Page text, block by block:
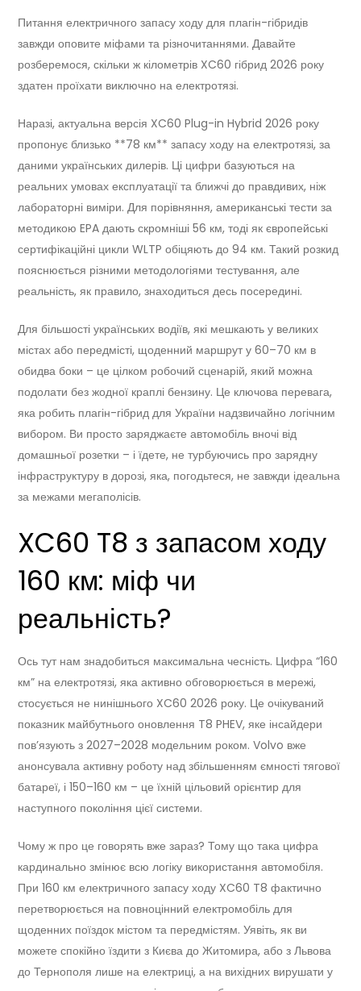
Питання електричного запасу ходу для плагін-гібридів
завжди оповите міфами та різночитаннями. Давайте
розберемося, скільки ж кілометрів XC60 гібрид 2026 року
здатен проїхати виключно на електротязі.
Наразі, актуальна версія XC60 Plug-in Hybrid 2026 року
пропонує близько **78 км** запасу ходу на електротязі, за
даними українських дилерів. Ці цифри базуються на
реальних умовах експлуатації та ближчі до правдивих, ніж
лабораторні виміри. Для порівняння, американські тести за
методикою EPA дають скромніші 56 км, тоді як європейські
сертифікаційні цикли WLTP обіцяють до 94 км. Такий розкид
пояснюється різними методологіями тестування, але
реальність, як правило, знаходиться десь посередині.
Для більшості українських водіїв, які мешкають у великих
містах або передмісті, щоденний маршрут у 60–70 км в
обидва боки – це цілком робочий сценарій, який можна
подолати без жодної краплі бензину. Це ключова перевага,
яка робить плагін-гібрид для України надзвичайно логічним
вибором. Ви просто заряджаєте автомобіль вночі від
домашньої розетки – і їдете, не турбуючись про зарядну
інфраструктуру в дорозі, яка, погодьтеся, не завжди ідеальна
за межами мегаполісів.
XC60 T8 з запасом ходу
160 км: міф чи
реальність?
Ось тут нам знадобиться максимальна чесність. Цифра “160
км” на електротязі, яка активно обговорюється в мережі,
стосується не нинішнього XC60 2026 року. Це очікуваний
показник майбутнього оновлення T8 PHEV, яке інсайдери
пов’язують з 2027–2028 модельним роком. Volvo вже
анонсувала активну роботу над збільшенням ємності тягової
батареї, і 150–160 км – це їхній цільовий орієнтир для
наступного покоління цієї системи.
Чому ж про це говорять вже зараз? Тому що така цифра
кардинально змінює всю логіку використання автомобіля.
При 160 км електричного запасу ходу XC60 T8 фактично
перетворюється на повноцінний електромобіль для
щоденних поїздок містом та передмістям. Уявіть, як ви
можете спокійно їздити з Києва до Житомира, або з Львова
до Тернополя лише на електриці, а на вихідних вирушати у